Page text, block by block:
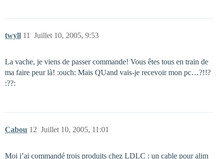
twyll Juillet 10, 2005, 9:53
11
La vache, je viens de passer commande! Vous êtes tous en train de
ma faire peur là! :ouch: Mais QUand vais-je recevoir mon pc…?!!?
:??:
Cabou Juillet 10, 2005, 11:01
12
Moi j’ai commandé trois produits chez LDLC : un cable pour alim